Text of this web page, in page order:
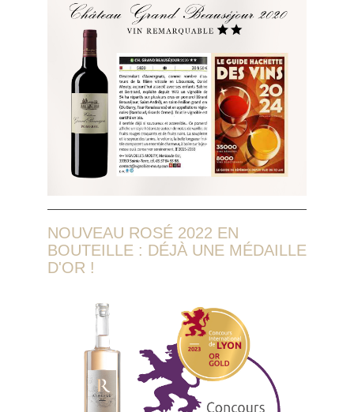
NOUVEAU ROSÉ 2022 EN
BOUTEILLE : DÉJÀ UNE MÉDAILLE
D'OR !